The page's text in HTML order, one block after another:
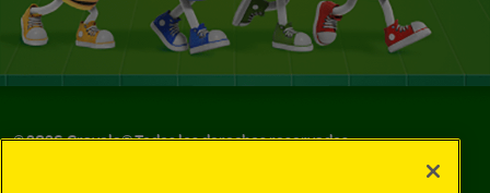
©2026Crayola® Todos los derechos reservados.